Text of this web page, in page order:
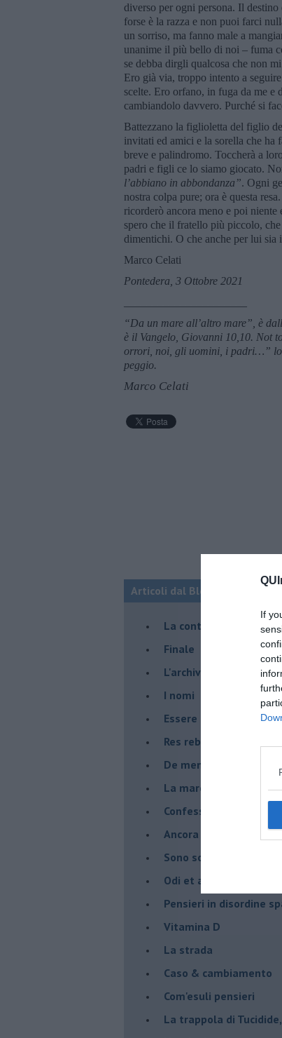
If
diverso per ogni persona. Il
forse è la razza e non puoi farci
un sorriso, ma fanno male a
unanime il più bello di noi – fuma
se debba dirgli qualcosa che non
Ero già via, troppo intento a
scelte. Ero orfano, in fuga da me e
cambiandolo davvero. Purché si
Battezzano la figlioletta del figlio
invitati ed amici e la sorella che ha
breve e palindromo. Toccherà a
padri e figli ce lo siamo giocato.
l’abbiano in abbondanza”. Ogni
nostra colpa pure; ora è questa
ricorderò ancora meno e poi niente
spero che il fratello più piccolo,
dimentichi. O che anche per lui sia
Marco Celati
Pontedera, 3 Ottobre 2021
“Da un mare all’altro mare”, è
è il Vangelo, Giovanni 10,10. Not
orrori, noi, gli uomini, i padri…” lo
peggio.
Marco Celati
Articoli dal Blog “Racconti
La controversia degli
Finale
L'archivio
I nomi
Essere
Res rebus
De mente
La marcia
Confessioni del
Ancora pensieri &
Sono solo parole
Odi et amo
Pensieri in disordine
Vitamina D
La strada
Caso & cambiamento
Com'esuli pensieri
La trappola di